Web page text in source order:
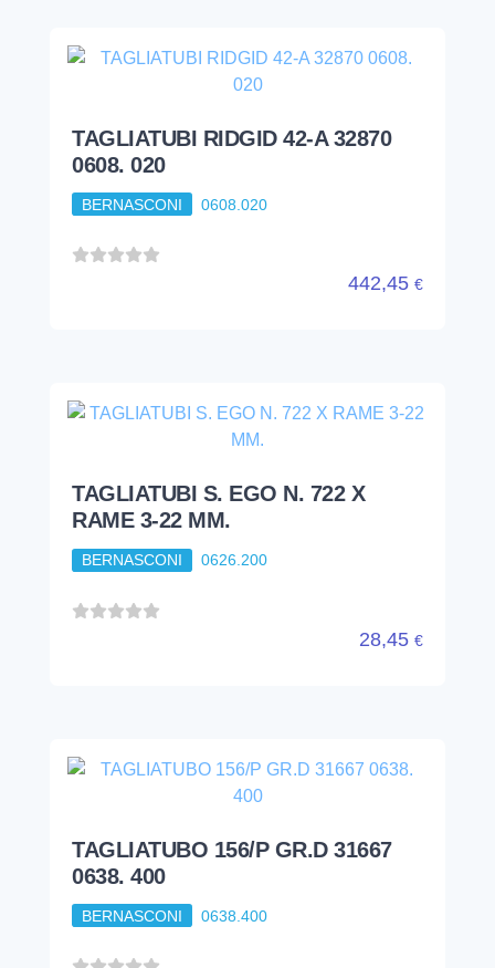
TAGLIATUBI RIDGID 42-A 32870
0608. 020
BERNASCONI 0608.020
442,45 €
TAGLIATUBI S. EGO N. 722 X
RAME 3-22 MM.
BERNASCONI 0626.200
28,45 €
TAGLIATUBO 156/P GR.D 31667
0638. 400
BERNASCONI 0638.400